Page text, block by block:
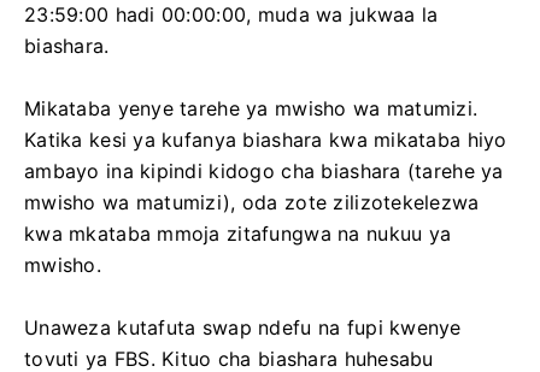
23:59:00 hadi 00:00:00, muda wa jukwaa la
biashara.
Mikataba yenye tarehe ya mwisho wa matumizi.
Katika kesi ya kufanya biashara kwa mikataba hiyo
ambayo ina kipindi kidogo cha biashara (tarehe ya
mwisho wa matumizi), oda zote zilizotekelezwa
kwa mkataba mmoja zitafungwa na nukuu ya
mwisho.
Unaweza kutafuta swap ndefu na fupi kwenye
tovuti ya FBS. Kituo cha biashara huhesabu